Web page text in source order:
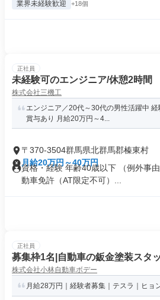
業界未経験歓迎 +18個
正社員
未経験可のエンジニア/休憩2時間
株式会社三機工
エンジニア／20代～30代の男性活躍中
賞与あり 月給20万円～4...
〒370-3504群馬県北群馬郡榛東村
月給20万円～40万円
資格・経験 年齢40歳以下 （例外事
動車免許（AT限定不可）...
正社員
募集枠1名|自動車の鈑金塗装スタ
株式会社小林自動車ボデー
月給28万円｜経験者募集｜テスラ｜ヒョ